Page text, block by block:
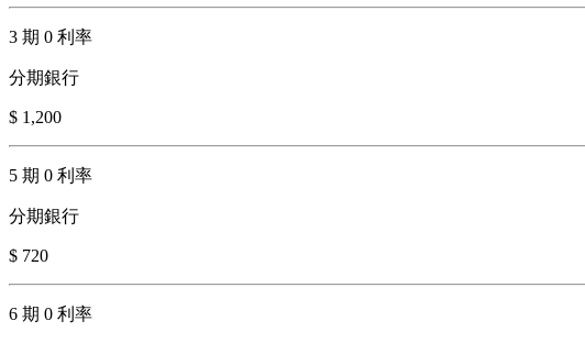
3 期 0 利率
分期銀行
$ 1,200
5 期 0 利率
分期銀行
$ 720
6 期 0 利率